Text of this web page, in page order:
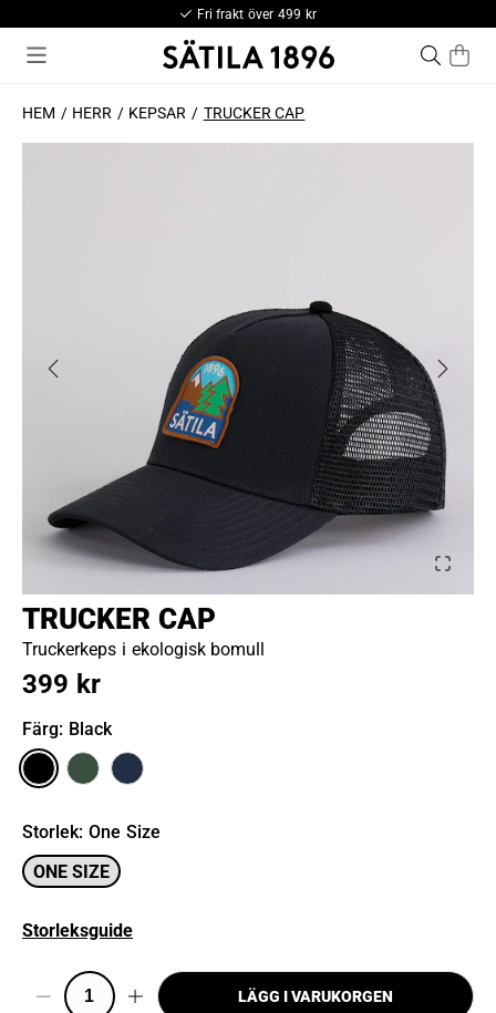
Fri frakt över 499 kr
HEM HERR KEPSAR TRUCKER CAP
TRUCKER CAP
Truckerkeps i ekologisk bomull
399 kr
Färg: Black
Storlek: One Size
ONE SIZE
Storleksguide
LÄGG I VARUKORGEN